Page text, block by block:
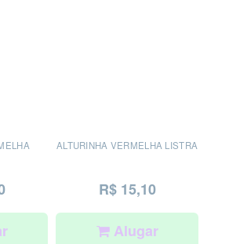
ALTURINHA VERMELHA LISTRA
R$ 15,10
Alugar